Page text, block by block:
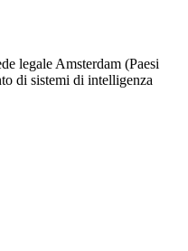
legale Amsterdam (Paesi
di sistemi di intelligenza